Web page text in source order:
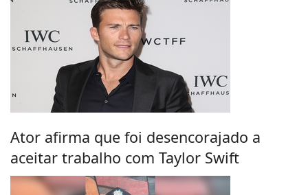
Ator afirma que foi desencorajado a
aceitar trabalho com Taylor Swift